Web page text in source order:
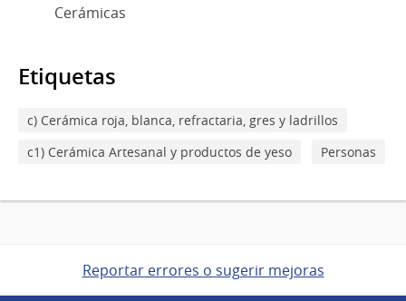
Cerámicas
Etiquetas
c) Cerámica roja, blanca, refractaria, gres y ladrillos
c1) Cerámica Artesanal y productos de yeso
Personas
Reportar errores o sugerir mejoras